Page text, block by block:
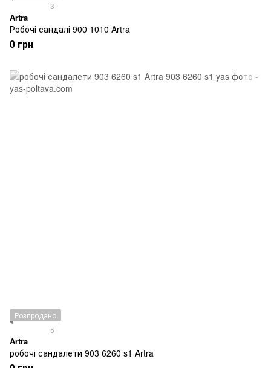
3
Artra
Робочі сандалі 900 1010 Artra
0 грн
Розпродано
5
Artra
робочі сандалети 903 6260 s1 Artra